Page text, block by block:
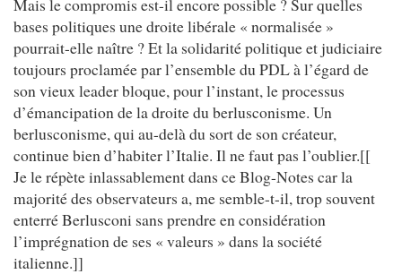
bases politiques une droite libérale « normalisée »
pourrait-elle naître ? Et la solidarité politique et judiciaire
toujours proclamée par l’ensemble du PDL à l’égard de
son vieux leader bloque, pour l’instant, le processus
d’émancipation de la droite du berlusconisme. Un
berlusconisme, qui au-delà du sort de son créateur,
continue bien d’habiter l’Italie. Il ne faut pas l’oublier.[[
Je le répète inlassablement dans ce Blog-Notes car la
majorité des observateurs a, me semble-t-il, trop souvent
enterré Berlusconi sans prendre en considération
l’imprégnation de ses « valeurs » dans la société
italienne.]]